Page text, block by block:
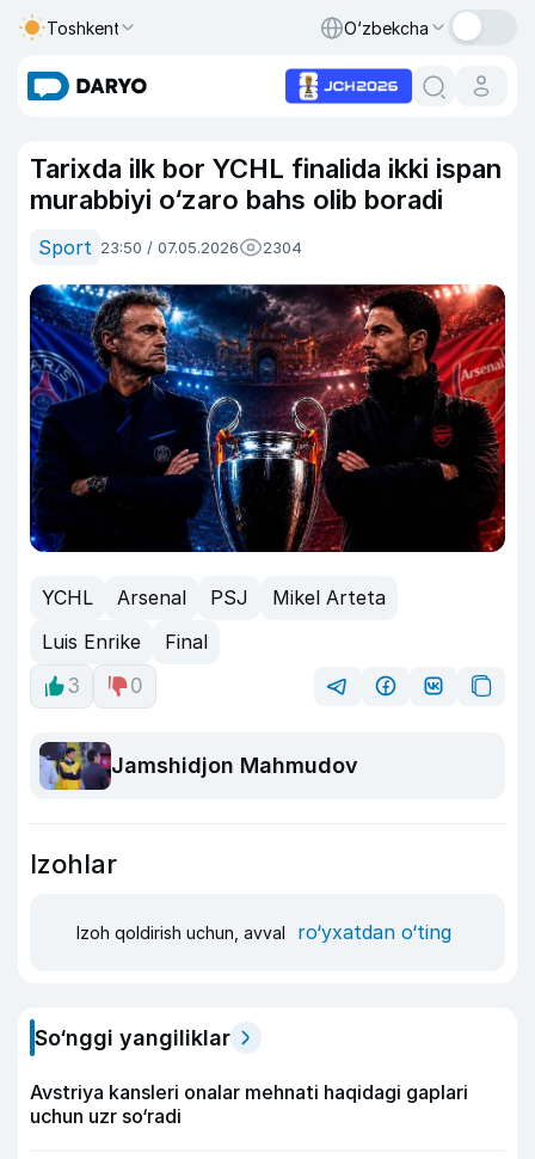
Toshkent O‘zbekcha
Tarixda ilk bor YCHL finalida ikki ispan
murabbiyi o‘zaro bahs olib boradi
Sport 23:50 / 07.05.2026 2304
YCHL Arsenal PSJ
Mikel Arteta
Luis Enrike
Final
3
0
Jamshidjon Mahmudov
Izohlar
Izoh qoldirish uchun, avval ro‘yxatdan o‘ting
So‘nggi yangiliklar
Avstriya kansleri onalar mehnati haqidagi gaplari
uchun uzr so‘radi